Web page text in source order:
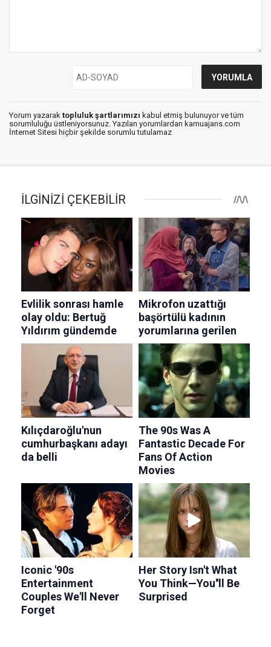
Yorum yazarak topluluk şartlarımızı kabul etmiş bulunuyor ve tüm
sorumluluğu üstleniyorsunuz. Yazılan yorumlardan kamuajans.com
İnternet Sitesi hiçbir şekilde sorumlu tutulamaz